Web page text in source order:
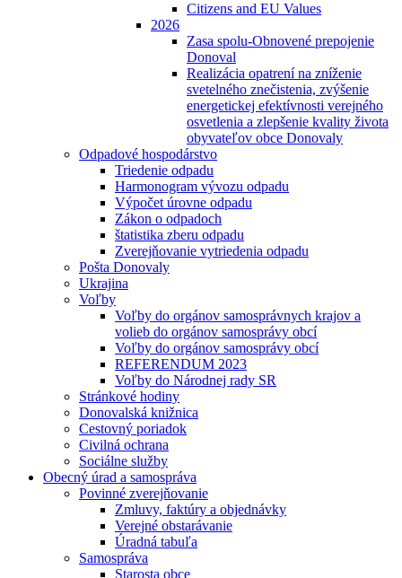
Citizens and EU Values
2026
Zasa spolu-Obnovené prepojenie
Donoval
Realizácia opatrení na zníženie
svetelného znečistenia, zvýšenie
energetickej efektívnosti verejného
osvetlenia a zlepšenie kvality života
obyvateľov obce Donovaly
Odpadové hospodárstvo
Triedenie odpadu
Harmonogram vývozu odpadu
Výpočet úrovne odpadu
Zákon o odpadoch
štatistika zberu odpadu
Zverejňovanie vytriedenia odpadu
Pošta Donovaly
Ukrajina
Voľby
Voľby do orgánov samosprávnych krajov a
volieb do orgánov samosprávy obcí
Voľby do orgánov samosprávy obcí
REFERENDUM 2023
Voľby do Národnej rady SR
Stránkové hodiny
Donovalská knižnica
Cestovný poriadok
Civilná ochrana
Sociálne služby
Obecný úrad a samospráva
Povinné zverejňovanie
Zmluvy, faktúry a objednávky
Verejné obstarávanie
Úradná tabuľa
Samospráva
Starosta obce